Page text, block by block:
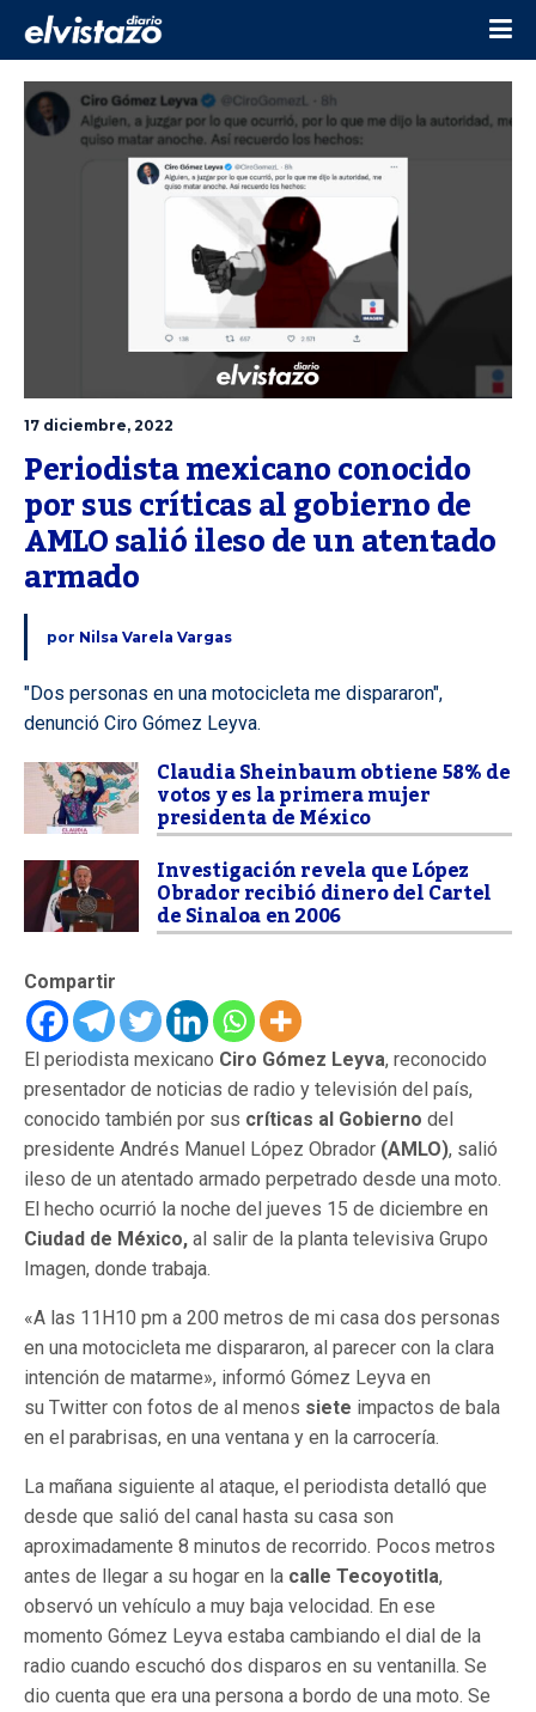
17 diciembre, 2022
Periodista mexicano conocido
por sus críticas al gobierno de
AMLO salió ileso de un atentado
armado
por Nilsa Varela Vargas
"Dos personas en una motocicleta me dispararon",
denunció Ciro Gómez Leyva.
Claudia Sheinbaum obtiene 58% de
votos y es la primera mujer
presidenta de México
Investigación revela que López
Obrador recibió dinero del Cartel
de Sinaloa en 2006
Compartir
El periodista mexicano Ciro Gómez Leyva, reconocido
presentador de noticias de radio y televisión del país,
conocido también por sus críticas al Gobierno del
presidente Andrés Manuel López Obrador (AMLO), salió
ileso de un atentado armado perpetrado desde una moto.
El hecho ocurrió la noche del jueves 15 de diciembre en
Ciudad de México, al salir de la planta televisiva Grupo
Imagen, donde trabaja.
«A las 11H10 pm a 200 metros de mi casa dos personas
en una motocicleta me dispararon, al parecer con la clara
intención de matarme», informó Gómez Leyva en
su Twitter con fotos de al menos siete impactos de bala
en el parabrisas, en una ventana y en la carrocería.
La mañana siguiente al ataque, el periodista detalló que
desde que salió del canal hasta su casa son
aproximadamente 8 minutos de recorrido. Pocos metros
antes de llegar a su hogar en la calle Tecoyotitla,
observó un vehículo a muy baja velocidad. En ese
momento Gómez Leyva estaba cambiando el dial de la
radio cuando escuchó dos disparos en su ventanilla. Se
dio cuenta que era una persona a bordo de una moto. Se